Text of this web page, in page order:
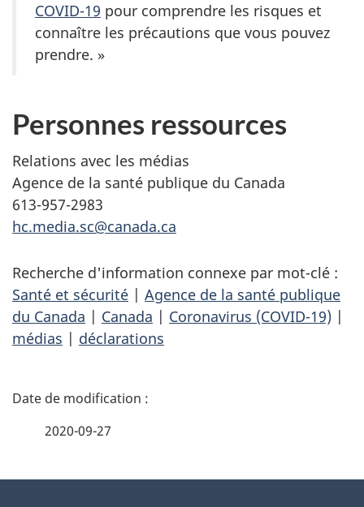
COVID-19 pour comprendre les risques et
connaître les précautions que vous pouvez
prendre. »
Personnes ressources
Relations avec les médias
Agence de la santé publique du Canada
613-957-2983
hc.media.sc@canada.ca
Recherche d'information connexe par mot-clé :
Santé et sécurité | Agence de la santé publique
du Canada | Canada | Coronavirus (COVID-19) |
médias | déclarations
D
2020-09-27